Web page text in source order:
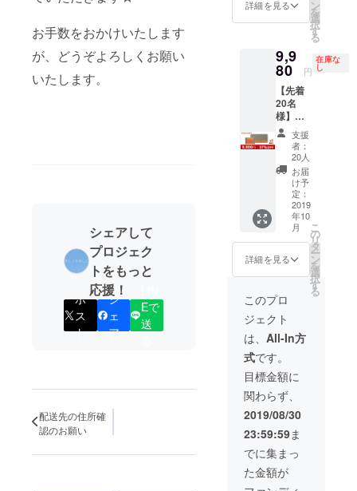
お手数をおかけいたします
が、どうぞよろしくお願い
いたします。
シェアして
プロジェク
トをもっと
応援！
ポ
ス
ト
シ
ェ
ア
Eで
送
配送先の住所確
認のお願い
※2019
年10月
けする
予定で
すが、
生産、
配送状
況によ
り遅れ
る可能
性もご
ざいま
す。 ※
送料込
の価格
となり
ます。
詳細を見る ン
を
選
択
す
る
9,9
80 円
在庫な
し
【先着
20名
様】
「All-
round」
2セット
＜1セッ
トの詳
細＞ ・
長財布1
点 ・
カード
ケース1
点
※2019
年10月
にお届
けする
予定で
すが、
生産、
配送状
況によ
り遅れ
る可能
性もご
ざいま
す。 ※
送料込
の価格
となり
ます。
支援
者：
20人
お届
け予
定：
2019
年10
月
詳細を見る
こ
の
リ
タ
ー
ン
を
選
択
す
る
このプロ
ジェクト
は、 All-In方
式です。
目標金額に
関わらず、
2019/08/30
23:59:59ま
でに集まっ
た金額が